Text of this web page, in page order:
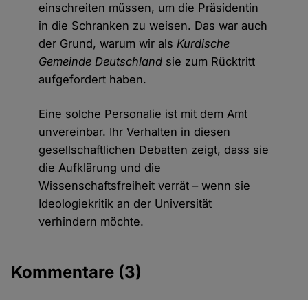
einschreiten müssen, um die Präsidentin
in die Schranken zu weisen. Das war auch
der Grund, warum wir alsKurdische
Gemeinde Deutschland sie zum Rücktritt
aufgefordert haben.
Eine solche Personalie ist mit dem Amt
unvereinbar. Ihr Verhalten in diesen
gesellschaftlichen Debatten zeigt, dass sie
die Aufklärung und die
Wissenschaftsfreiheit verrät – wenn sie
Ideologiekritik an der Universität
verhindern möchte.
Kommentare (3)